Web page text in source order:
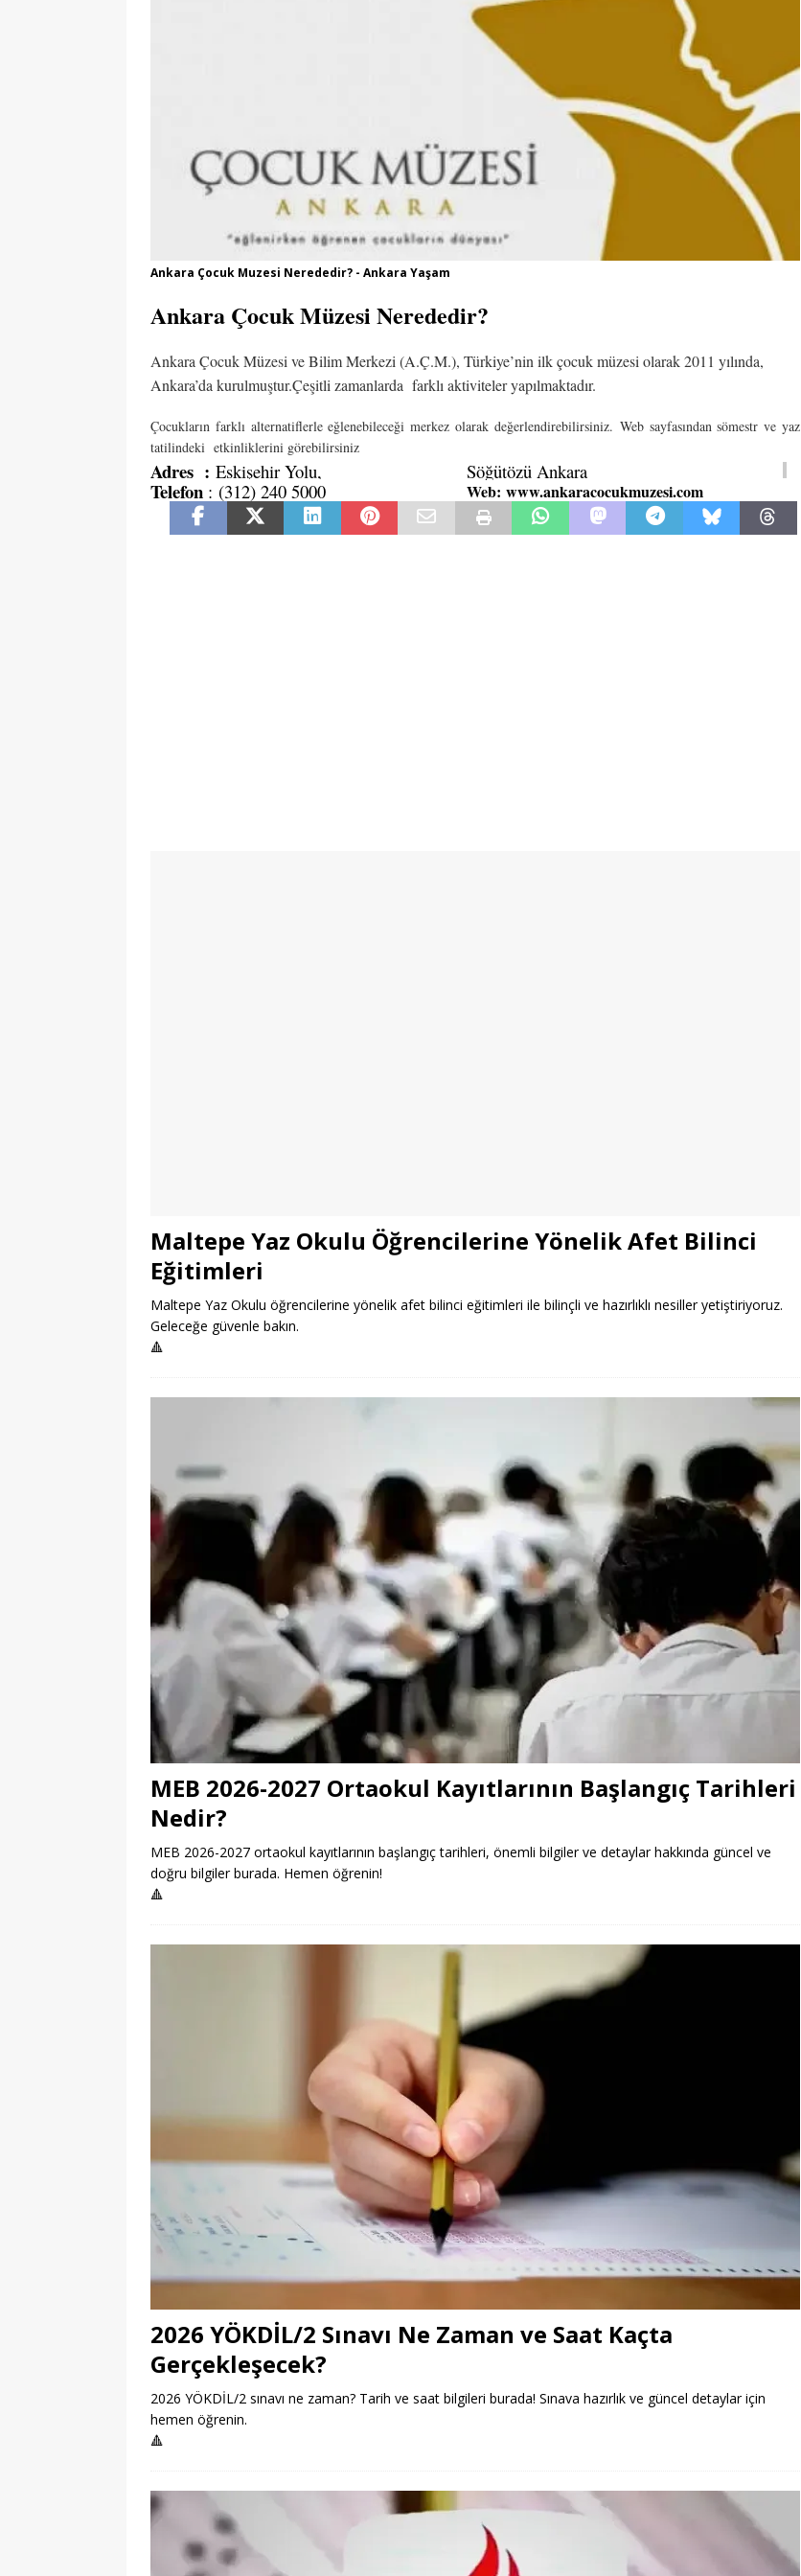
Konaklı Kadınların Okuma Azmi İlham Kaynağı Oldu
EĞITIM
DGS 2026 Sonuçlarının Açıklanma Tarihi Belli Oldu
EĞITIM
İl İçi Öğretmen Atama Sonuçlarının Açıklanması
AÖL 3. Dönem Sınav Sonuçları ve Öğrenme Rehberi
EĞITIM
[ 06/08/2026 ] Öğretmenlerin Mazerete Bağlı Yer Değiştirme Sonucu Nedir?
EĞITIM
[ 07/08/2026 ]
Maltepe Yaz Okulu Öğrencilerine Yönelik Afet Bilinci Eğitimleri EĞITIM
Ankara Çocuk Muzesi Nerededir? - Ankara Yaşam
Ankara Çocuk Müzesi Nerededir?
Ankara Çocuk Müzesi ve Bilim Merkezi (A.Ç.M.), Türkiye’nin ilk çocuk müzesi olarak 2011 yılında,
Ankara’da kurulmuştur.Çeşitli zamanlarda farklı aktiviteler yapılmaktadır.
Çocukların farklı alternatiflerle eğlenebileceği merkez olarak değerlendirebilirsiniz. Web sayfasından sömestr ve yaz
tatilindeki etkinliklerini görebilirsiniz
Adres : Eskişehir Yolu, Söğütözü Ankara
Telefon : (312) 240 5000 Web: www.ankaracocukmuzesi.com
Maltepe Yaz Okulu Öğrencilerine Yönelik Afet Bilinci
Eğitimleri
Maltepe Yaz Okulu öğrencilerine yönelik afet bilinci eğitimleri ile bilinçli ve hazırlıklı nesiller yetiştiriyoruz.
Geleceğe güvenle bakın.
🔺
MEB 2026-2027 Ortaokul Kayıtlarının Başlangıç Tarihleri
Nedir?
MEB 2026-2027 ortaokul kayıtlarının başlangıç tarihleri, önemli bilgiler ve detaylar hakkında güncel ve
doğru bilgiler burada. Hemen öğrenin!
🔺
2026 YÖKDİL/2 Sınavı Ne Zaman ve Saat Kaçta
Gerçekleşecek?
2026 YÖKDİL/2 sınavı ne zaman? Tarih ve saat bilgileri burada! Sınava hazırlık ve güncel detaylar için
hemen öğrenin.
🔺